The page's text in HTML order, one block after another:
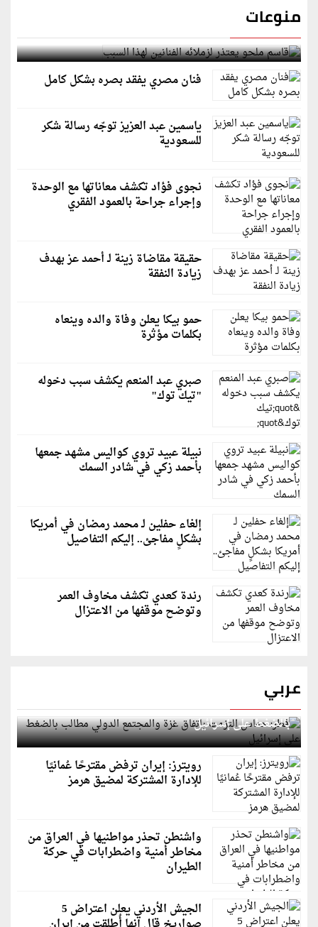
منوعات
قاسم ملحو يعتذر لزملائه الفنانين لهذا السبب
فنان مصري يفقد بصره بشكل كامل
ياسمين عبد العزيز توجّه رسالة شكر
للسعودية
نجوى فؤاد تكشف معاناتها مع الوحدة
وإجراء جراحة بالعمود الفقري
حقيقة مقاضاة زينة لـ أحمد عز بهدف
زيادة النفقة
حمو بيكا يعلن وفاة والده وينعاه
بكلمات مؤثرة
صبري عبد المنعم يكشف سبب دخوله
"تيك توك"
نبيلة عبيد تروي كواليس مشهد جمعها
بأحمد زكي في شادر السمك
إلغاء حفلين لـ محمد رمضان في أمريكا
بشكلٍ مفاجئ.. إليكم التفاصيل
رندة كعدي تكشف مخاوف العمر
وتوضح موقفها من الاعتزال
عربي
قطر: حماس التزمت باتفاق غزة والمجتمع الدولي مطالب
بالضغط على إسرائيل
رويترز: إيران ترفض مقترحًا عُمانيًا
للإدارة المشتركة لمضيق هرمز
واشنطن تحذر مواطنيها في العراق من
مخاطر أمنية واضطرابات في حركة
الطيران
الجيش الأردني يعلن اعتراض 5